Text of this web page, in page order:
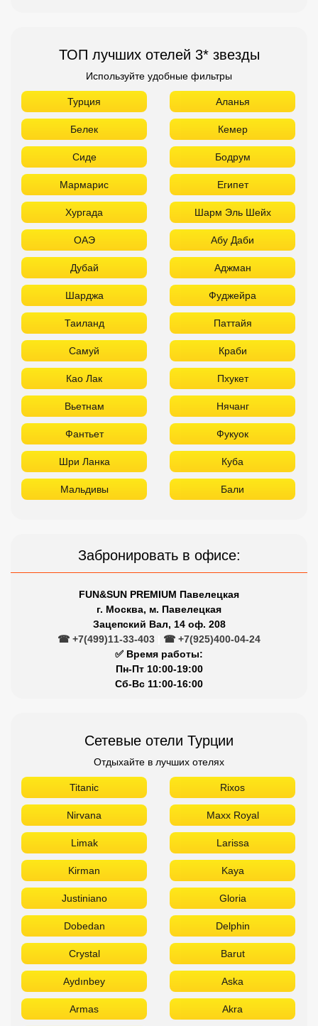
ТОП лучших отелей 3* звезды
Используйте удобные фильтры
Турция Аланья
Белек Кемер
Сиде Бодрум
Мармарис Египет
Хургада Шарм Эль Шейх
ОАЭ Абу Даби
Дубай Аджман
Шарджа Фуджейра
Таиланд Паттайя
Самуй Краби
Као Лак Пхукет
Вьетнам Нячанг
Фантьет Фукуок
Шри Ланка Куба
Мальдивы Бали
Забронировать в офисе:
FUN&SUN PREMIUM Павелецкая
г. Москва, м. Павелецкая
Зацепский Вал, 14 оф. 208
☎ +7(499)11-33-403
☎ +7(925)400-04-24
✅ Время работы:
Пн-Пт 10:00-19:00
Сб-Вс 11:00-16:00
Сетевые отели Турции
Отдыхайте в лучших отелях
Titanic Rixos
Nirvana Maxx Royal
Limak Larissa
Kirman Kaya
Justiniano Gloria
Dobedan Delphin
Crystal Barut
Aydınbey Aska
Armas Akra